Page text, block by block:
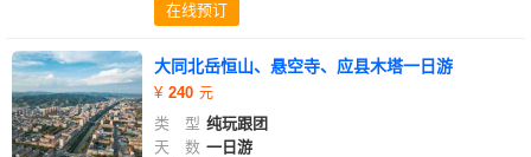
在线预订
大同北岳恒山、悬空寺、应县木塔一日游
240
类 型 纯玩跟团
天 数 一日游